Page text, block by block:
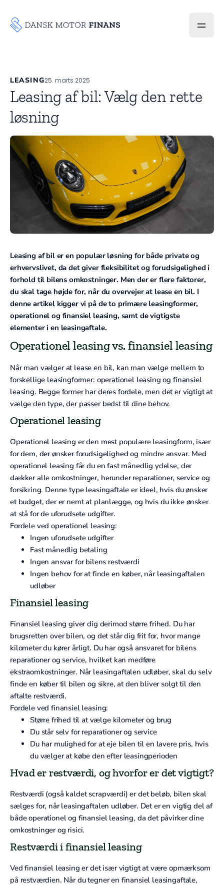
LEASING25. marts 2025
Leasing af bil: Vælg den rette
løsning
Leasing af bil er en populær løsning for både private og
erhvervslivet, da det giver fleksibilitet og forudsigelighed i
forhold til bilens omkostninger. Men der er flere faktorer,
du skal tage højde for, når du overvejer at lease en bil. I
denne artikel kigger vi på de to primære leasingformer,
operationel og finansiel leasing, samt de vigtigste
elementer i en leasingaftale.
Operationel leasing vs. finansiel leasing
Når man vælger at lease en bil, kan man vælge mellem to
forskellige leasingformer: operationel leasing og finansiel
leasing. Begge former har deres fordele, men det er vigtigt at
vælge den type, der passer bedst til dine behov.
Operationel leasing
Operationel leasing er den mest populære leasingform, især
for dem, der ønsker forudsigelighed og mindre ansvar. Med
operationel leasing får du en fast månedlig ydelse, der
dækker alle omkostninger, herunder reparationer, service og
forsikring. Denne type leasingaftale er ideel, hvis du ønsker
et budget, der er nemt at planlægge, og hvis du ikke ønsker
at stå for de uforudsete udgifter.
Fordele ved operationel leasing:
Ingen uforudsete udgifter
Fast månedlig betaling
Ingen ansvar for bilens restværdi
Ingen behov for at finde en køber, når leasingaftalen
udløber
Finansiel leasing
Finansiel leasing giver dig derimod større frihed. Du har
brugsretten over bilen, og det står dig frit for, hvor mange
kilometer du kører årligt. Du har også ansvaret for bilens
reparationer og service, hvilket kan medføre
ekstraomkostninger. Når leasingaftalen udløber, skal du selv
finde en køber til bilen og sikre, at den bliver solgt til den
aftalte restværdi.
Fordele ved finansiel leasing:
Større frihed til at vælge kilometer og brug
Du står selv for reparationer og service
Du har mulighed for at eje bilen til en lavere pris, hvis
du vælger at købe den efter leasingperioden
Hvad er restværdi, og hvorfor er det vigtigt?
Restværdi (også kaldet scrapværdi) er det beløb, bilen skal
sælges for, når leasingaftalen udløber. Det er en vigtig del af
både operationel og finansiel leasing, da det påvirker dine
omkostninger og risici.
Restværdi i finansiel leasing
Ved finansiel leasing er det især vigtigt at være opmærksom
på restværdien. Når du tegner en finansiel leasingaftale,